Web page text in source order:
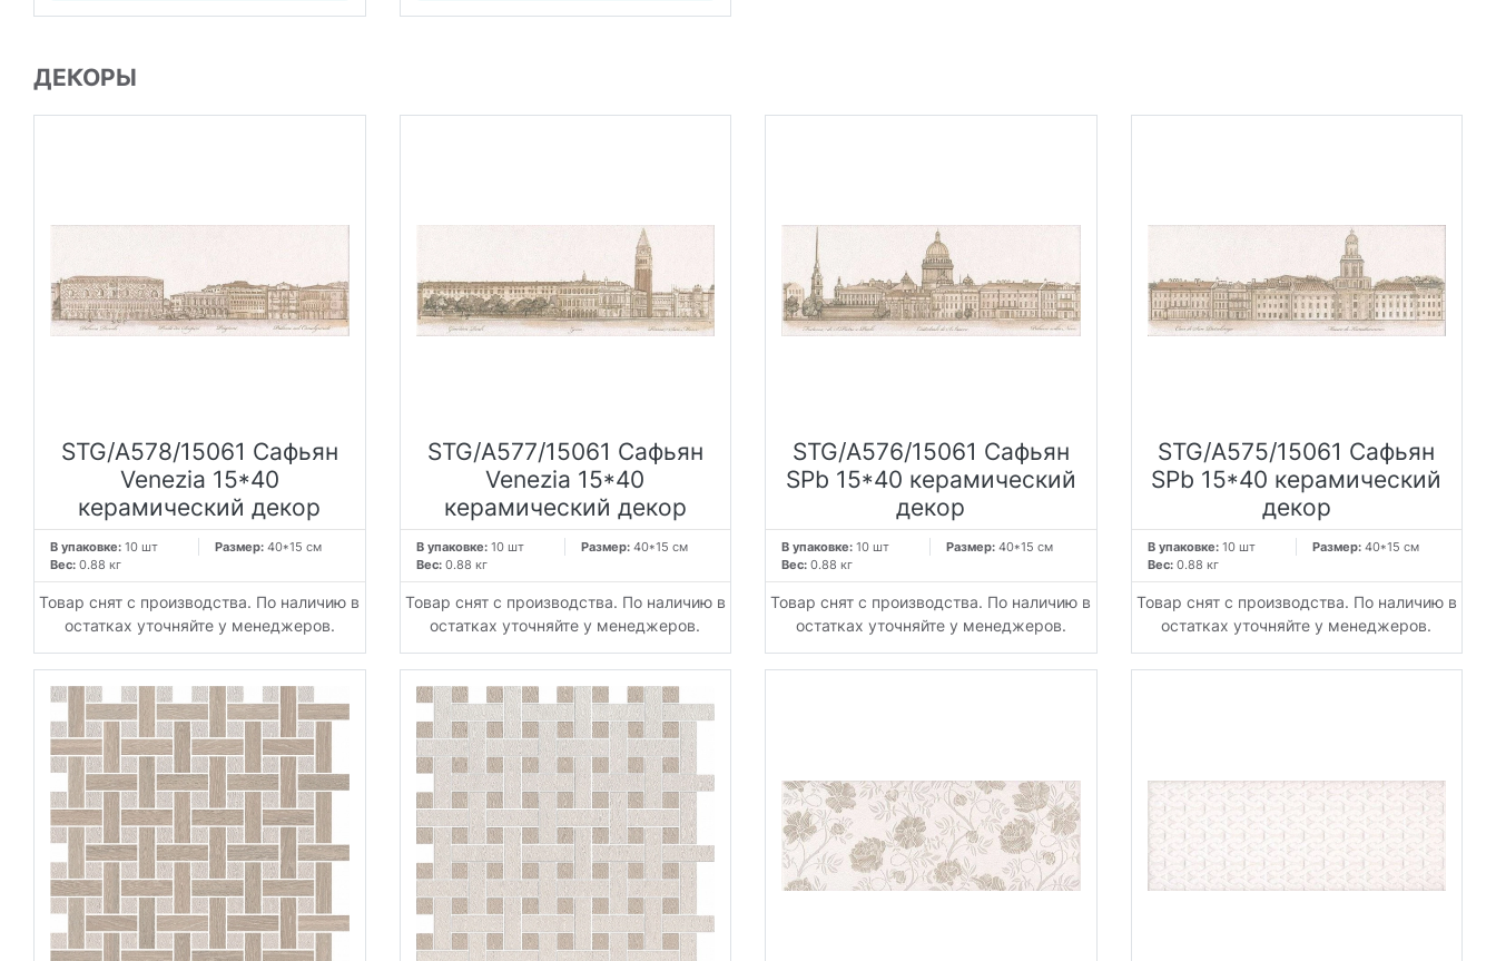
ДЕКОРЫ
STG/A578/15061 Сафьян
Venezia 15*40
керамический декор
В упаковке: 10 шт Размер:40*15 см
Вес: 0.88 кг
Товар снят с производства. По наличию в
остатках уточняйте у менеджеров.
STG/A577/15061 Сафьян
Venezia 15*40
керамический декор
В упаковке:10 шт Размер: 40*15 см
Вес: 0.88 кг
Товар снят с производства. По наличию в
остатках уточняйте у менеджеров.
STG/A576/15061 Сафьян
SPb 15*40 керамический
декор
В упаковке: 10 шт Размер:40*15 см
Вес: 0.88 кг
Товар снят с производства. По наличию в
остатках уточняйте у менеджеров.
STG/A575/15061 Сафьян
SPb 15*40 керамический
декор
В упаковке:10 шт Размер: 40*15 см
Вес: 0.88 кг
Товар снят с производства. По наличию в
остатках уточняйте у менеджеров.